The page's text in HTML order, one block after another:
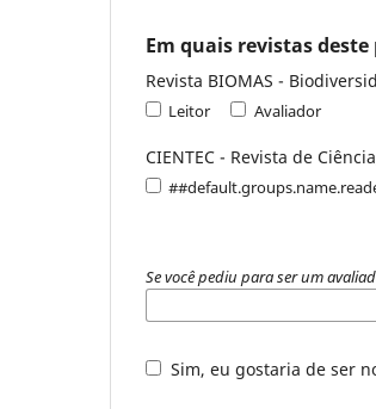
Em quais revistas
Leitor Avaliador
CIENTEC - Revista de
Se você pediu para ser um
Sim, eu gostaria de ser